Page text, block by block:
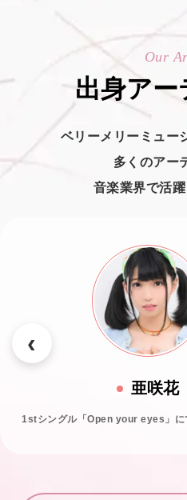
Our
出身アー
ベリーメリーミュー
多くのアー
音楽業界で活躍
亜咲花
1stシングル「Open your eyes」に